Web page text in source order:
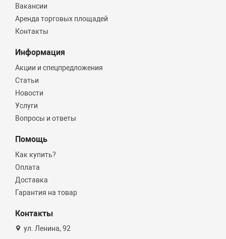
Вакансии
Аренда торговых площадей
Контакты
Информация
Акции и спецпредложения
Статьи
Новости
Услуги
Вопросы и ответы
Помощь
Как купить?
Оплата
Доставка
Гарантия на товар
Контакты
ул. Ленина, 92